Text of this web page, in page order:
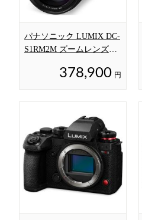
パナソニック LUMIX DC-
S1RM2M ズームレンズキ
378,900 円